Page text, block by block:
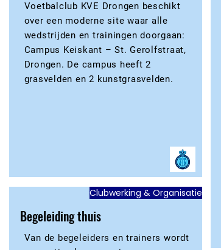
Voetbalclub KVE Drongen beschikt
over een moderne site waar alle
wedstrijden en trainingen doorgaan:
Campus Keiskant – St. Gerolfstraat,
Drongen. De campus heeft 2
grasvelden en 2 kunstgrasvelden.
Clubwerking & Organisatie
Begeleiding thuis
Van de begeleiders en trainers wordt